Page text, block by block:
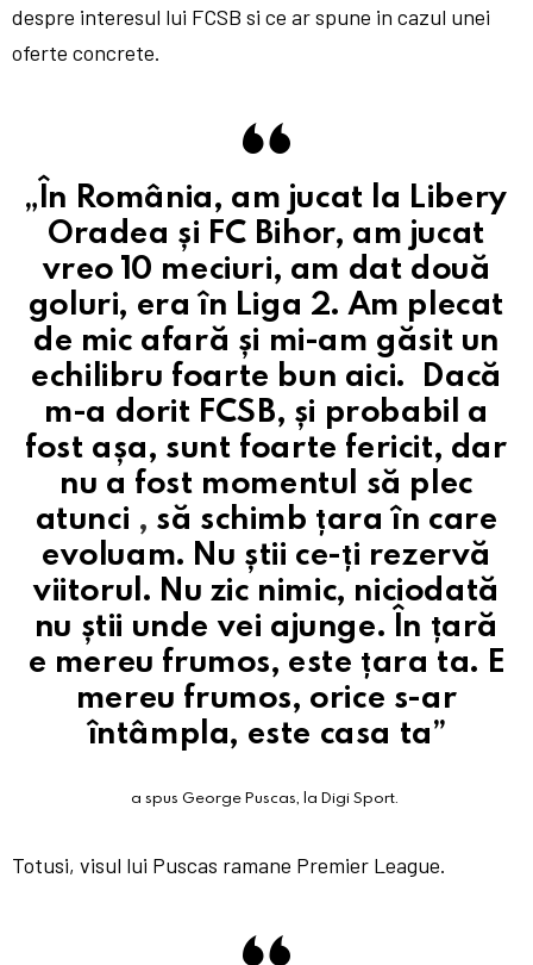
despre interesul lui FCSB si ce ar spune in cazul unei
oferte concrete.
„În România, am jucat la Libery
Oradea și FC Bihor, am jucat
vreo 10 meciuri, am dat două
goluri, era în Liga 2. Am plecat
de mic afară și mi-am găsit un
echilibru foarte bun aici. Dacă
m-a dorit FCSB, și probabil a
fost așa, sunt foarte fericit, dar
nu a fost momentul să plec
atunci , să schimb țara în care
evoluam. Nu știi ce-ți rezervă
viitorul. Nu zic nimic, niciodată
nu știi unde vei ajunge. În țară
e mereu frumos, este țara ta. E
mereu frumos, orice s-ar
întâmpla, este casa ta”
a spus George Puscas, la Digi Sport.
Totusi, visul lui Puscas ramane Premier League.